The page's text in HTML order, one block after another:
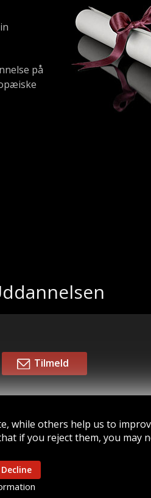
på
Tilmeld
∙Kontakt
others help us to
if you reject them, you
Decline